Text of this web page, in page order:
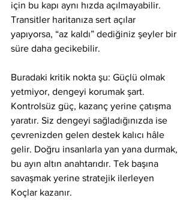
için bu kapı aynı hızda açılmayabilir.
Transitler haritanıza sert açılar
yapıyorsa, “az kaldı” dediğiniz şeyler bir
süre daha gecikebilir.
Buradaki kritik nokta şu: Güçlü olmak
yetmiyor, dengeyi korumak şart.
Kontrolsüz güç, kazanç yerine çatışma
yaratır. Siz dengeyi sağladığınızda ise
çevrenizden gelen destek kalıcı hâle
gelir. Doğru insanlarla yan yana durmak,
bu ayın altın anahtarıdır. Tek başına
savaşmak yerine stratejik ilerleyen
Koçlar kazanır.